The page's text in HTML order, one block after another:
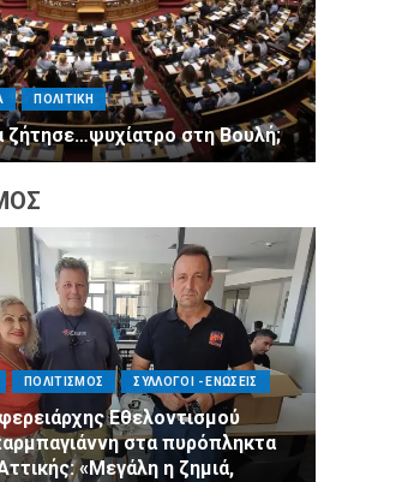
ΠΑΡΑΠΟΛΙΤΙΚΑ ΠΟΛΙΤΙΚΗ
σε υπουργούς: Ξεχάστε τον
πιάστε δουλειά με 4
εντολές
ΠΟΛΙΤΙΣΜΟΣ ΣΥΛΛΟΓΟΙ - ΕΝΩΣΕΙΣ
Άμεση κινητοποίηση της Ειδικής Ομάδας
Αλληλεγγύης (Ε.Ο.Α.) για τους